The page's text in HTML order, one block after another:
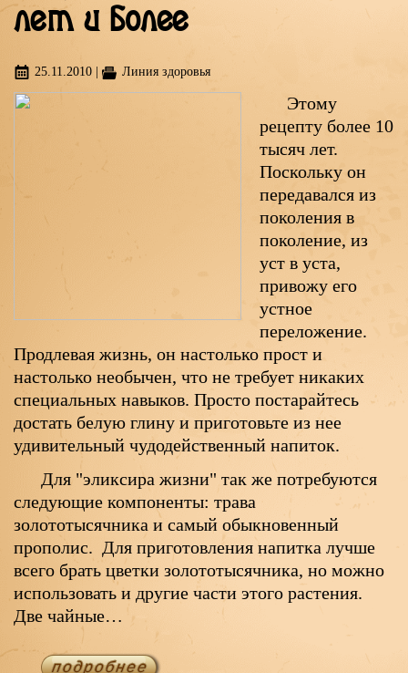
лет и более
25.11.2010 Линия здоровья
Этому
рецепту более 10
тысяч лет.
Поскольку он
передавался из
поколения в
поколение, из
уст в уста,
привожу его
устное
переложение.
Продлевая жизнь, он настолько прост и
настолько необычен, что не требует никаких
специальных навыков. Просто постарайтесь
достать белую глину и приготовьте из нее
удивительный чудодейственный напиток.
Для "эликсира жизни" так же потребуются
следующие компоненты: трава
золототысячника и самый обыкновенный
прополис. Для приготовления напитка лучше
всего брать цветки золототысячника, но можно
использовать и другие части этого растения.
Две чайные…